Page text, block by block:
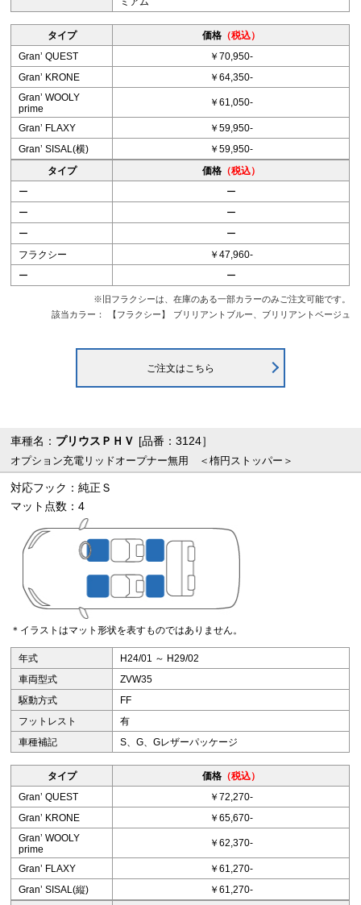
タイプ 価格（税込）
Granʼ QUEST
￥70,950-
Granʼ KRONE
￥64,350-
Granʼ WOOLY
prime
￥61,050-
Granʼ FLAXY
￥59,950-
Granʼ SISAL(横)
￥59,950-
タイプ
価格（税込）
ー
ー
ー
ー
ー
ー
フラクシー
￥47,960-
ー
ー
※旧フラクシーは、在庫のある一部カラーのみご注文可能です。
該当カラー：
【フラクシー】 ブリリアントブルー、ブリリアントベージュ
ご注文はこちら
車種名： プリウスＰＨＶ [品番：3124］
オプション充電リッドオープナー無用 ＜楕円ストッパー＞
対応フック：純正Ｓ
マット点数：4
＊イラストはマット形状を表すものではありません。
年式
H24/01 ～ H29/02
車両型式
ZVW35
駆動方式
FF
フットレスト
有
車種補記
S、G、Gレザーパッケージ
タイプ 価格（税込）
Granʼ QUEST
￥72,270-
Granʼ KRONE
￥65,670-
Granʼ WOOLY
prime
￥62,370-
Granʼ FLAXY
￥61,270-
Granʼ SISAL(縦)
￥61,270-